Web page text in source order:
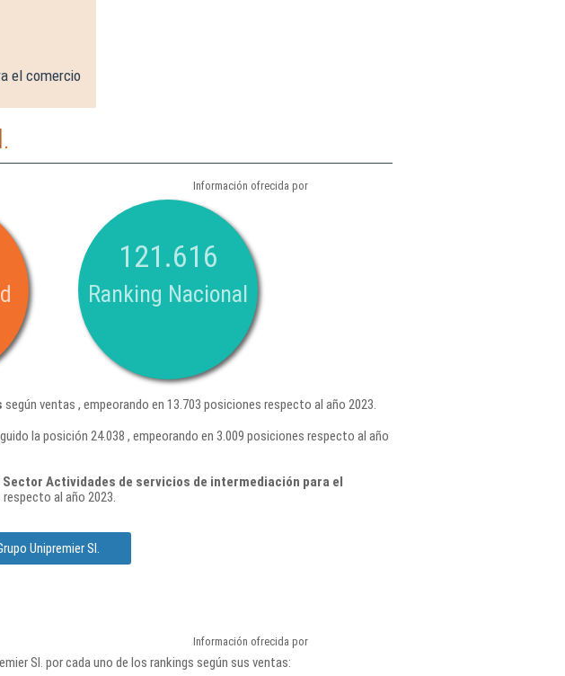
el comercio
Información ofrecida por
121.616
Ranking Nacional
según ventas , empeorando en 13.703 posiciones respecto al año 2023.
la posición 24.038 , empeorando en 3.009 posiciones respecto al año
Sector Actividades de servicios de intermediación para el
al año 2023.
Unipremier Sl.
Información ofrecida por
Sl. por cada uno de los rankings según sus ventas: